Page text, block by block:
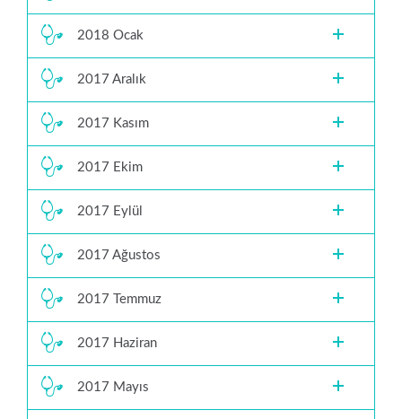
2018 Ocak
2017 Aralık
2017 Kasım
2017 Ekim
2017 Eylül
2017 Ağustos
2017 Temmuz
2017 Haziran
2017 Mayıs